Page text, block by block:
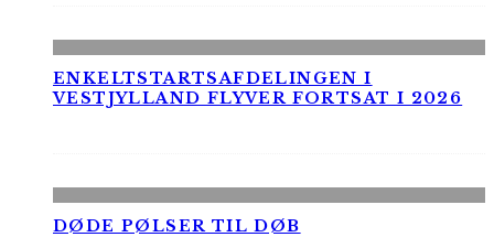
ENKELTSTARTSAFDELINGEN I
VESTJYLLAND FLYVER FORTSAT I 2026
DØDE PØLSER TIL DØB